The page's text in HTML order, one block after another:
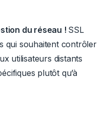
du réseau ! SSL
qui souhaitent contrôler
utilisateurs distants
plutôt qu’à